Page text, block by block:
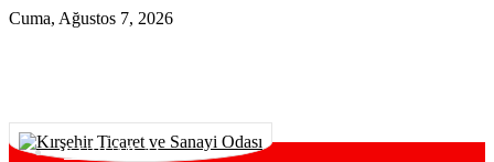
Cuma, Ağustos 7, 2026
KURUMSAL